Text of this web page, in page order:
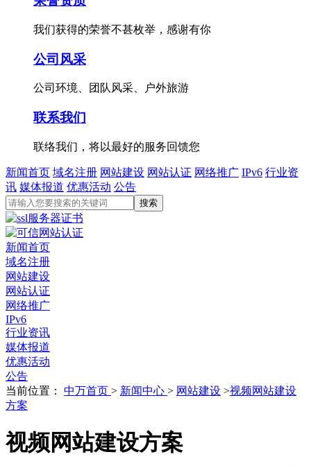
我们获得的荣誉不甚枚举，感谢有你
公司风采
公司环境、团队风采、户外旅游
联系我们
联络我们，将以最好的服务回馈您
新闻首页 域名注册 网站建设 网站认证 网络推广 IPv6 行业资
讯 媒体报道 优惠活动 公告
新闻首页
域名注册
网站建设
网站认证
网络推广
IPv6
行业资讯
媒体报道
优惠活动
公告
当前位置： 中万首页 > 新闻中心 > 网站建设 >视频网站建设
方案
视频网站建设方案